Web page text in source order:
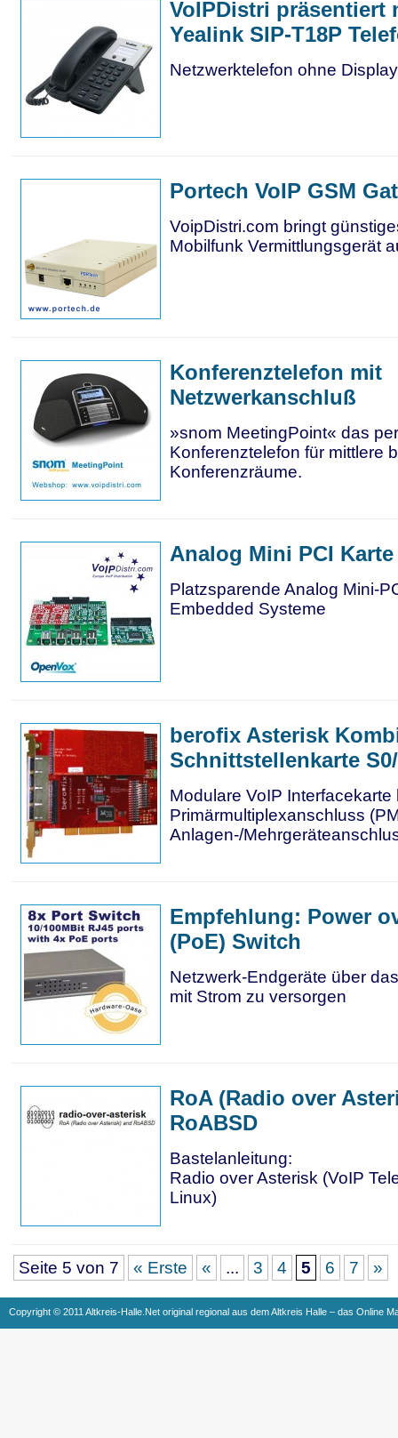
VoIPDistri präsentiert
Yealink SIP-T18P
Netzwerktelefon ohne Display
Portech VoIP GSM
VoipDistri.com bringt
Mobilfunk Vermittlungsgerät
Konferenztelefon mit
Netzwerkanschluß
»snom MeetingPoint« das
Konferenztelefon für mittlere
Konferenzräume.
Analog Mini PCI
Platzsparende Analog Mini-
Embedded Systeme
berofix Asterisk
Schnittstellenkarte
Modulare VoIP
Primärmultiplexanschluss
Anlagen-/
Empfehlung: Power
(PoE) Switch
Netzwerk-Endgeräte über
mit Strom zu versorgen
RoA (Radio over
RoABSD
Bastelanleitung:
Radio over Asterisk (VoIP
Linux)
Seite 5 von 7 « Erste « ... 3 4 5 6 7 »
Copyright © 2011 Altkreis-Halle.Net original regional aus dem Altkreis Halle – das Online